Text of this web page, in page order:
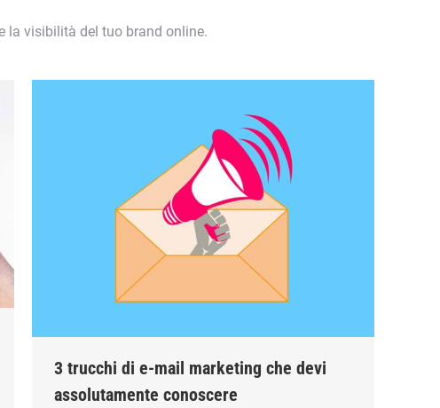
la visibilità del tuo brand online.
3 trucchi di e-mail marketing che devi
assolutamente conoscere